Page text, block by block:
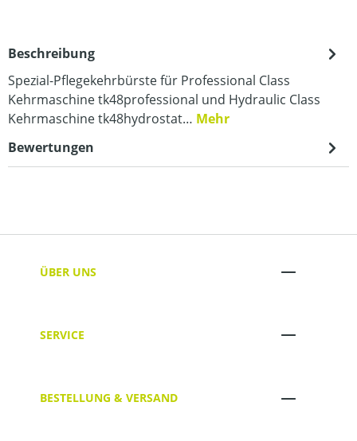
Beschreibung
Spezial-Pflegekehrbürste für Professional Class
Kehrmaschine tk48professional und Hydraulic Class
Kehrmaschine tk48hydrostat… Mehr
Bewertungen
ÜBER UNS
SERVICE
BESTELLUNG & VERSAND